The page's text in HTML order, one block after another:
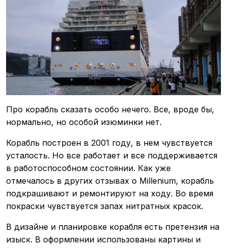
Про корабль сказать особо нечего. Все, вроде бы,
нормально, но особой изюминки нет.
Корабль построен в 2001 году, в нем чувствуется
усталость. Но все работает и все поддерживается
в работоспособном состоянии. Как уже
отмечалось в других отзывах о Millenium, корабль
подкрашивают и ремонтируют на ходу. Во время
покраски чувствуется запах нитратных красок.
В дизайне и планировке корабля есть претензия на
изыск. В оформлении использованы картины и